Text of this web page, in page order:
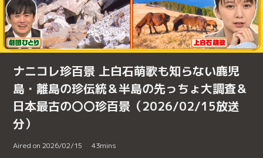
ナニコレ珍百景 上白石萌歌も知らない鹿児
島・離島の珍伝統＆半島の先っちょ大調査＆
日本最古の〇〇珍百景（2026/02/15放送
分）
Aired on 2026/02/15 43mins